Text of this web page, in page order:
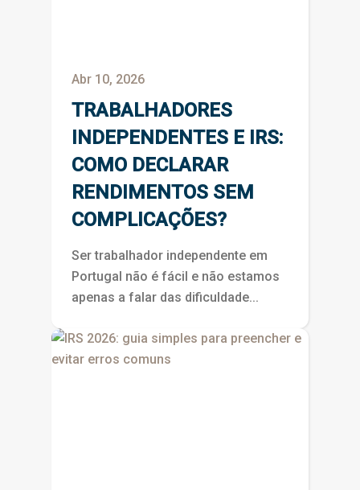
Abr 10, 2026
TRABALHADORES
INDEPENDENTES E IRS:
COMO DECLARAR
RENDIMENTOS SEM
COMPLICAÇÕES?
Ser trabalhador independente em
Portugal não é fácil e não estamos
apenas a falar das dificuldade...